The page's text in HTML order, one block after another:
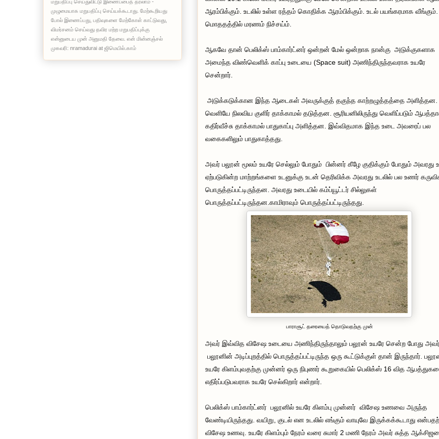
ஆரம்பிக்கும். உடலில் உள்ள ரத்தம் கொதிக்க ஆரம்பிக்கும். உடல் பயங்கரமாக வீங்கும்.
மொததத்தில் மரணம் நிச்சய்ம்.
ஆகவே தான் பெலிக்ஸ் பாம்கார்ட்னர் ஒன்றன் மேல் ஒன்றாக நான்கு அடுக்குகளாக
அமைந்த விண்வெளிக் காப்பு உடையை (Space suit) அணிந்திருந்தவராக உயரே
சென்றார்.
அடுக்கடுக்கான இந்த ஆடைகள் அவருக்குத் தகுந்த காற்றழுத்தத்தை அளித்தன.
வெளியே நிலவிய குளிர் தாக்காமல் தடுத்தன. சூரியனிலிருந்து வெளிப்படும்
கதிர்வீச்சு தாக்காமல் பாதுகாப்பு அளித்தன. இவ்விதமாக இந்த உடை அவரைப் பல
வகைகளிலும் பாதுகாத்தது.
அவர் பலூன் மூலம் உயரே செல்லும் போதும் பின்னர் கீழே குதிக்கும் போதும் அவரது
ஏற்படுகின்ற மாற்றங்களை உடனுக்கு உடன் தெரிவிக்க அவரது உடலில் பல உணர்
பொருத்தப்பட்டிருந்தன. அவரது உடையில் கம்ப்யூட்டர் சில்லுகள்
பொருத்தப்பட்டிருந்தன.காமிராவும் பொருத்தப்பட்டிருந்தது.
பாராசூட் தரையைத் தொடுவதற்கு முன்
அவர் இவ்வித விசேஷ உடையை அணிந்திருந்தாலும் பலூன் உயரே சென்ற போது
பலூனின் அடிப்புறத்தில் பொருத்தப்பட்டிருந்த ஒரு கூட்டுக்குள் தான் இருந்தார்.
உயரே கிளம்புவதற்கு முன்னர் ஒரு நிபுணர் கூறுகையில் பெலிக்ஸ் 16 வித
எதிர்ப்படுபவராக உயரே செல்கிறார் என்றார்.
பெலிக்ஸ் பாம்கார்ட்னர் பலூனில் உயரே கிளம்பு முன்னர் விசேஷ உணவை அருந்த
வேண்டியிருந்தது. வயிறு, குடல் என உடலில் எங்கும் வாயுவே இருக்கக்கூடாது
விசேஷ உணவு. உயரே கிளம்பும் நேரம் வரை சுமார் 2 மணி நேரம் அவர் சுத்த
மறுபதிப்பு செய்துவிட்டு இணைப்பைத் தரலாம் -
முழுமையாக மறுபதிப்பு செய்யக்கூடாது. மேற்கூறியது
போல் இணைப்பது, பதிவுகளை மேற்கோள் காட்டுவது,
விமர்சனம் செய்வது தவிர மற்ற மறுபதிப்புக்கு
என்னுடைய முன் அனுமதி தேவை. என் மின்னஞ்சல்
முகவரி: nramadurai at ஜிமெயில்.காம்